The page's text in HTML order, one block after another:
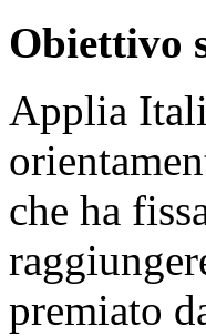
Obiettivo
Applia
che ha
premiato